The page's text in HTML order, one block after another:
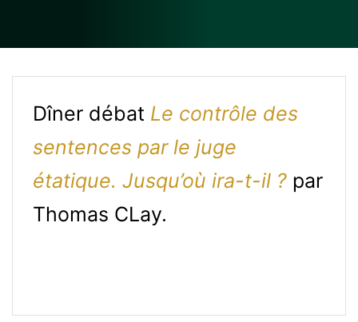
Dîner débat Le contrôle des
sentences par le juge
étatique. Jusqu’où ira-t-il ? par
Thomas CLay.